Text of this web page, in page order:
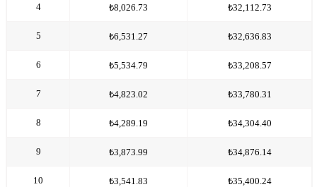
4 ₺8,026.73 ₺32,112.73
5 ₺6,531.27 ₺32,636.83
6 ₺5,534.79 ₺33,208.57
7 ₺4,823.02 ₺33,780.31
8 ₺4,289.19 ₺34,304.40
9 ₺3,873.99 ₺34,876.14
10 ₺3,541.83 ₺35,400.24